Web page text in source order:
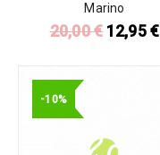
Marino
20,00€ 12,95€
-10%